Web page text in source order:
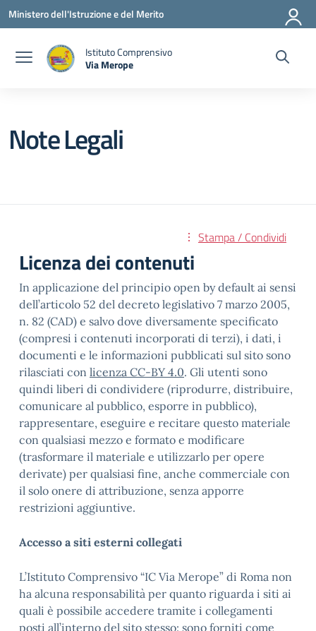
Vai ai contenuti
Vai al menu di navigazione
Vai al footer
Ministero dell'Istruzione e del Merito
Istituto Comprensivo
Via Merope
Note Legali
Stampa / Condividi
Licenza dei contenuti
In applicazione del principio open by default ai sensi
dell’articolo 52 del decreto legislativo 7 marzo 2005,
n. 82 (CAD) e salvo dove diversamente specificato
(compresi i contenuti incorporati di terzi), i dati, i
documenti e le informazioni pubblicati sul sito sono
rilasciati con licenza CC-BY 4.0. Gli utenti sono
quindi liberi di condividere (riprodurre, distribuire,
comunicare al pubblico, esporre in pubblico),
rappresentare, eseguire e recitare questo materiale
con qualsiasi mezzo e formato e modificare
(trasformare il materiale e utilizzarlo per opere
derivate) per qualsiasi fine, anche commerciale con
il solo onere di attribuzione, senza apporre
restrizioni aggiuntive.
Accesso a siti esterni collegati
L’Istituto Comprensivo “IC Via Merope” di Roma non
ha alcuna responsabilità per quanto riguarda i siti ai
quali è possibile accedere tramite i collegamenti
posti all’interno del sito stesso: sono forniti come